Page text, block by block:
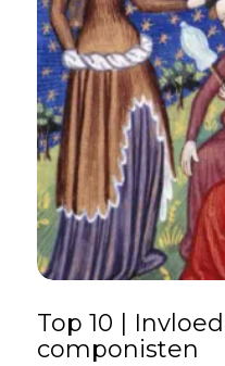
Top 10 |
componisten